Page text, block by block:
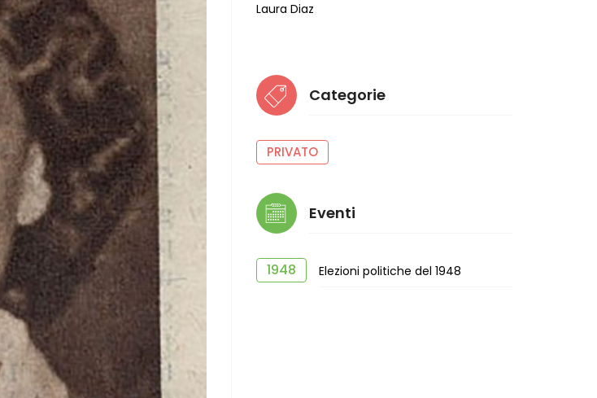
Laura Diaz
Categorie
PRIVATO
Eventi
1948 Elezioni politiche del 1948